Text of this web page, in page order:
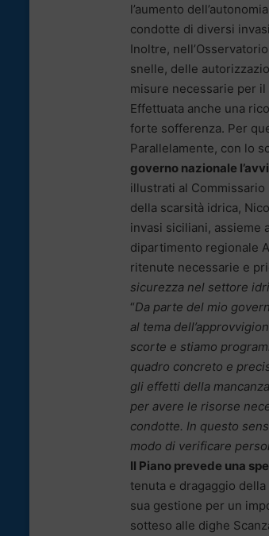
l’aumento
condotte di diversi
Inoltre,
snelle, delle
misure necessarie per
Effettuata anche una
forte sofferenza. Per
Parallelamente, con lo
governo nazionale
illustrati al
della scarsità idrica,
invasi siciliani, assieme
dipartimento regionale
ritenute necessarie e
sicurezza nel settore
“Da parte del mio
al tema
scorte e stiamo
quadro concreto e
gli effetti della
per avere le risorse
condotte. In questo
modo di verificare
Il Piano prevede una
tenuta e dragaggio
sua gestione per un
sotteso alle dighe